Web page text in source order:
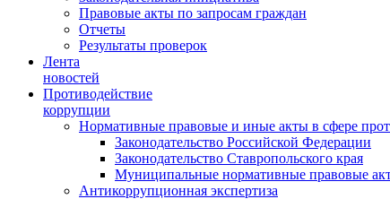
Правовые акты по запросам граждан
Отчеты
Результаты проверок
Лента
новостей
Противодействие
коррупции
Нормативные правовые и иные акты в сфере
Законодательство Российской Федерации
Законодательство Ставропольского края
Муниципальные нормативные правовые
Антикоррупционная экспертиза